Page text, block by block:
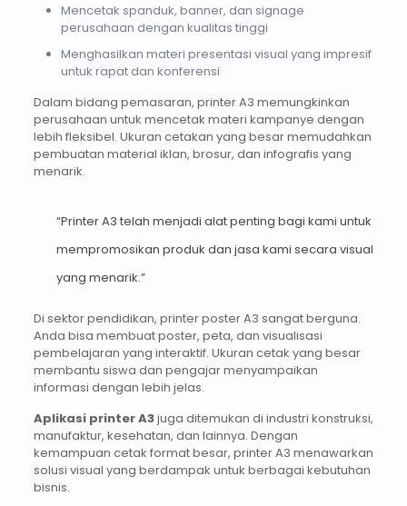
Mencetak spanduk, banner, dan signage
perusahaan dengan kualitas tinggi
Menghasilkan materi presentasi visual yang impresif
untuk rapat dan konferensi
Dalam bidang pemasaran, printer A3 memungkinkan
perusahaan untuk mencetak materi kampanye dengan
lebih fleksibel. Ukuran cetakan yang besar memudahkan
pembuatan material iklan, brosur, dan infografis yang
menarik.
“Printer A3 telah menjadi alat penting bagi kami untuk
mempromosikan produk dan jasa kami secara visual
yang menarik.”
Di sektor pendidikan, printer poster A3 sangat berguna.
Anda bisa membuat poster, peta, dan visualisasi
pembelajaran yang interaktif. Ukuran cetak yang besar
membantu siswa dan pengajar menyampaikan
informasi dengan lebih jelas.
Aplikasi printer A3juga ditemukan di industri konstruksi,
manufaktur, kesehatan, dan lainnya. Dengan
kemampuan cetak format besar, printer A3 menawarkan
solusi visual yang berdampak untuk berbagai kebutuhan
bisnis.